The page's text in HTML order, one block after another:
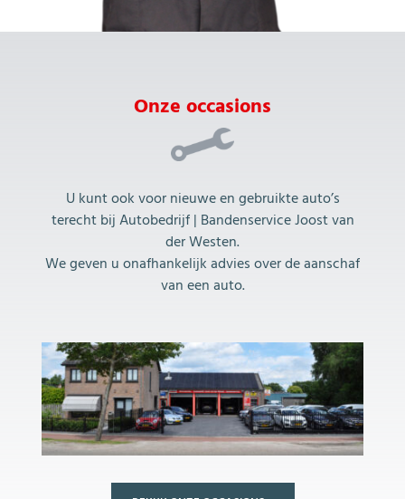
Onze occasions
U kunt ook voor nieuwe en gebruikte auto’s
terecht bij Autobedrijf | Bandenservice Joost van
der Westen.
We geven u onafhankelijk advies over de aanschaf
van een auto.